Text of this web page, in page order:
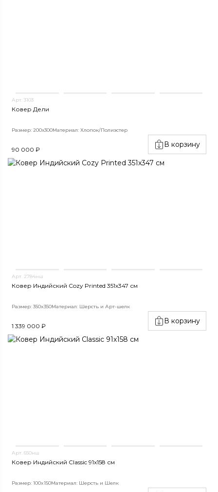
Арт. 3103
Ковер Дели
Размер: 200х300Материал: Хлопок/Полиэстер
90 000 ₽
В корзину
Арт. 2784нш
Ковер Индийский Cozy Printed 351x347 см
Размер: 350x350Материал: Шерсть и Арт-шелк
1 339 000 ₽
В корзину
Арт. 650нш
Ковер Индийский Classic 91x158 см
Размер: 100x150Материал: Шерсть и Шелк